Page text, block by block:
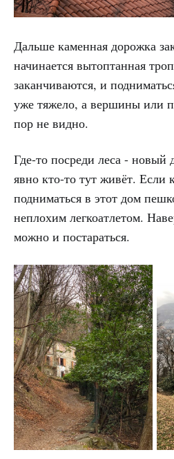
Дальше каменная дорожка
начинается вытоптанная
заканчиваются, и
уже тяжело, а вершины или
пор не видно.
Где-то посреди леса -
явно кто-то тут живёт. Если
подниматься в этот дом
неплохим легкоатлетом.
можно и постараться.